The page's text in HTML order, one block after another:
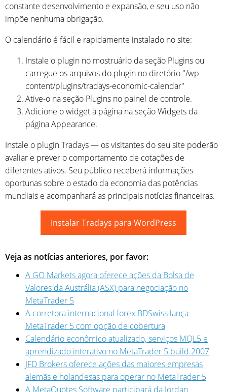
constante desenvolvimento e expansão, e seu uso não
impõe nenhuma obrigação.
O calendário é fácil e rapidamente instalado no site:
Instale o plugin no mostruário da seção Plugins ou
carregue os arquivos do plugin no diretório "/wp-
content/plugins/tradays-economic-calendar"
Ative-o na seção Plugins no painel de controle.
Adicione o widget à página na seção Widgets da
página Appearance.
Instale o plugin Tradays — os visitantes do seu site poderão
avaliar e prever o comportamento de cotações de
diferentes ativos. Seu público receberá informações
oportunas sobre o estado da economia das potências
mundiais e acompanhará as principais notícias financeiras.
Instalar Tradays para WordPress
Veja as notícias anteriores, por favor:
A GO Markets agora oferece ações da Bolsa de
Valores da Austrália (ASX) para negociação no
MetaTrader 5
A corretora internacional forex BDSwiss lança
MetaTrader 5 com opção de cobertura
Calendário econômico atualizado, serviços MQL5 e
aprendizado interativo no MetaTrader 5 build 2007
JFD Brokers oferece ações das maiores empresas
alemãs e holandesas para operar no MetaTrader 5
A MetaQuotes Software participará da Jordan